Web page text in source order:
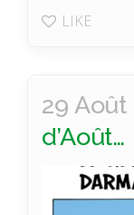
LIKE
29 Août
d’Août…